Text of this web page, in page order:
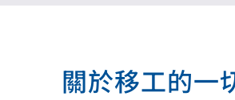
關於移工的一